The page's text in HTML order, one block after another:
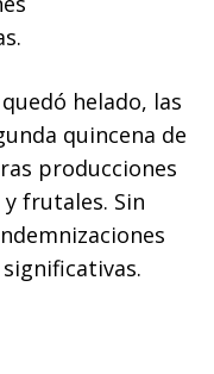
helado, las
quincena de
producciones
frutales. Sin